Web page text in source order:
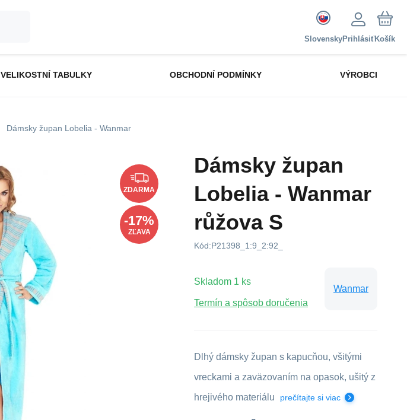
SlovenskyPrihlásiťKošík
VELIKOSTNÍ TABULKY OBCHODNÍ PODMÍNKY VÝROBCI
Dámsky župan Lobelia - Wanmar
ZDARMA
-17%
ZĽAVA
Dámsky župan
Lobelia - Wanmar
růžova S
Kód:P21398_1:9_2:92_
Skladom 1 ks
Termín a spôsob doručenia
Wanmar
Dlhý dámsky župan s kapucňou, všitými
vreckami a zaväzovaním na opasok, ušitý z
hrejivého materiálu
prečítajte si viac